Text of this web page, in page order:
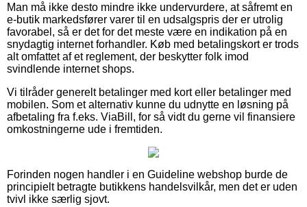
Man må ikke desto mindre ikke undervurdere, at såfremt en
e-butik markedsfører varer til en udsalgspris der er utrolig
favorabel, så er det for det meste være en indikation på en
snydagtig internet forhandler. Køb med betalingskort er trods
alt omfattet af et reglement, der beskytter folk imod
svindlende internet shops.
Vi tilråder generelt betalinger med kort eller betalinger med
mobilen. Som et alternativ kunne du udnytte en løsning på
afbetaling fra f.eks. ViaBill, for så vidt du gerne vil finansiere
omkostningerne ude i fremtiden.
Forinden nogen handler i en Guideline webshop burde de
principielt betragte butikkens handelsvilkår, men det er uden
tvivl ikke særlig sjovt.